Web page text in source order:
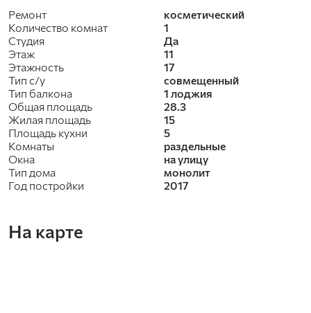
Ремонт
косметический
Количество комнат
1
Студия
Да
Этаж
11
Этажность
17
Тип с/у
совмещенный
Тип балкона
1 лоджия
Общая площадь
28.3
Жилая площадь
15
Площадь кухни
5
Комнаты
раздельные
Окна
на улицу
Тип дома
монолит
Год постройки
2017
На карте